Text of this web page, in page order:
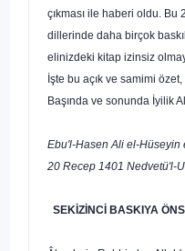
çıkması ile haberi oldu. Bu
dillerinde daha birçok
elinizdeki kitap izinsiz
İşte bu açık ve samimi özet,
Başında ve sonunda İyilik
Ebu'l-Hasen Ali el-Hüseyin
20 Recep 1401 Nedvetü'l-
SEKİZİNCİ BASKIYA